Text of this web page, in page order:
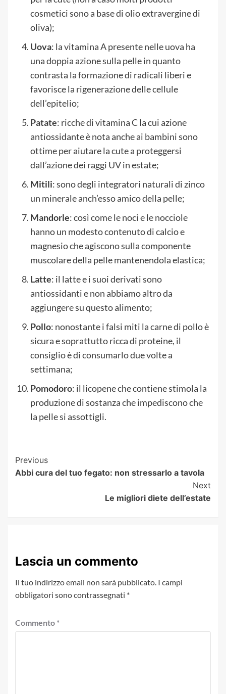
cosmetici sono a base di olio extravergine di
oliva);
Uova: la vitamina A presente nelle uova ha
una doppia azione sulla pelle in quanto
contrasta la formazione di radicali liberi e
favorisce la rigenerazione delle cellule
dell’epitelio;
Patate: ricche di vitamina C la cui azione
antiossidante è nota anche ai bambini sono
ottime per aiutare la cute a proteggersi
dall’azione dei raggi UV in estate;
Mitili: sono degli integratori naturali di zinco
un minerale anch’esso amico della pelle;
Mandorle: così come le noci e le nocciole
hanno un modesto contenuto di calcio e
magnesio che agiscono sulla componente
muscolare della pelle mantenendola elastica;
Latte: il latte e i suoi derivati sono
antiossidanti e non abbiamo altro da
aggiungere su questo alimento;
Pollo: nonostante i falsi miti la carne di pollo è
sicura e soprattutto ricca di proteine, il
consiglio è di consumarlo due volte a
settimana;
Pomodoro: il licopene che contiene stimola la
produzione di sostanza che impediscono che
la pelle si assottigli.
Post
Navigation
Previous
Abbi cura del tuo fegato: non stressarlo a tavola
Next
Le migliori diete dell’estate
Lascia un commento
Il tuo indirizzo email non sarà pubblicato. I campi
obbligatori sono contrassegnati *
Commento *